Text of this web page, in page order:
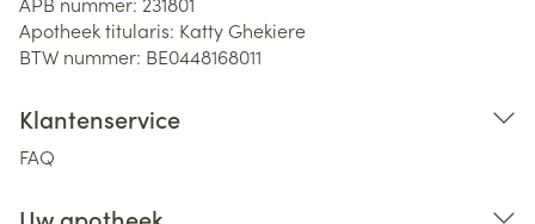
Apotheek titularis: Katty Ghekiere
BTW nummer: BE0448168011
Klantenservice
FAQ